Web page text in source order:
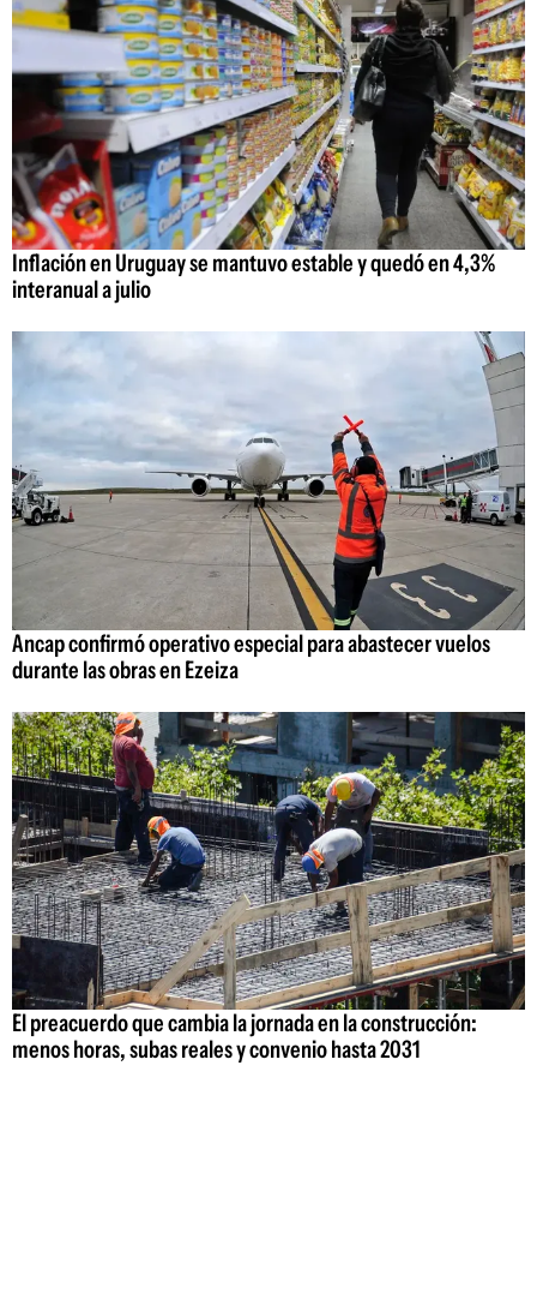
Inflación en Uruguay se mantuvo estable y quedó en 4,3%
interanual a julio
Ancap confirmó operativo especial para abastecer vuelos
durante las obras en Ezeiza
El preacuerdo que cambia la jornada en la construcción:
menos horas, subas reales y convenio hasta 2031